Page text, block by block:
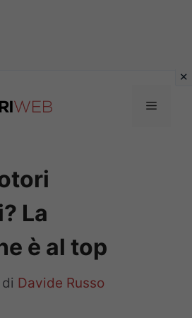
Menu
La
è al top
di Davide Russo